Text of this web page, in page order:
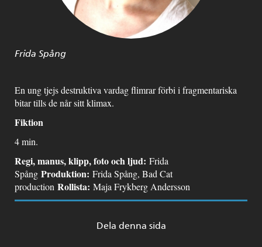
Frida Spång
En ung tjejs destruktiva vardag flimrar förbi i fragmentariska
bitar tills de når sitt klimax.
Fiktion
4 min.
Regi, manus, klipp, foto och ljud: Frida
Spång Produktion: Frida Spång, Bad Cat
production Rollista: Maja Frykberg Andersson
Dela denna sida